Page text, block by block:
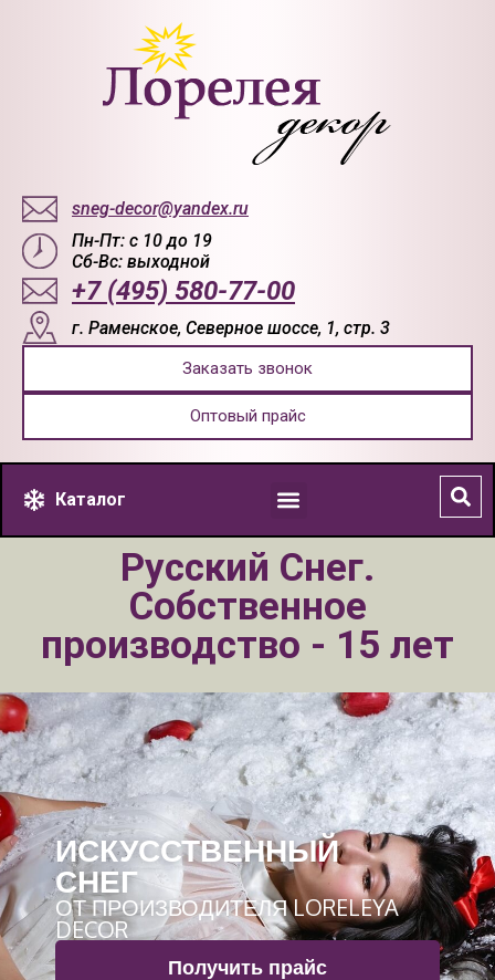
sneg-decor@yandex.ru
Пн-Пт: с 10 до 19
Сб-Вс: выходной
+7 (495) 580-77-00
г. Раменское, Северное шоссе, 1, стр. 3
Заказать звонок
Оптовый прайс
Каталог
Русский Снег.
Собственное
производство - 15 лет
ИСКУССТВЕННЫЙ
СНЕГ
ОТ ПРОИЗВОДИТЕЛЯ LORELEYA
DECOR
Получить прайс